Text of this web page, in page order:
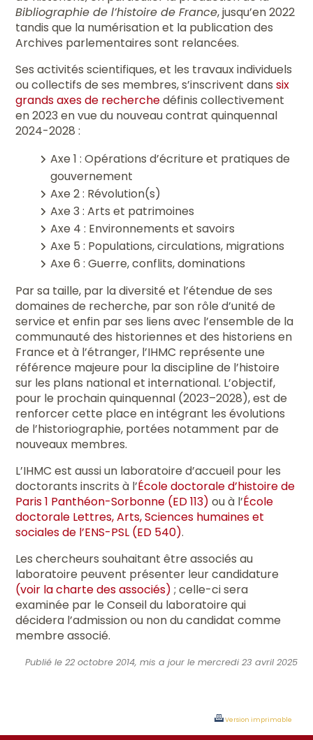
Bibliographie de l’histoire de France, jusqu’en 2022
tandis que la numérisation et la publication des
Archives parlementaires sont relancées.
Ses activités scientifiques, et les travaux individuels
ou collectifs de ses membres, s’inscrivent danssix
grands axes de recherchedéfinis collectivement
en 2023 en vue du nouveau contrat quinquennal
2024-2028 :
Axe 1 : Opérations d’écriture et pratiques de
gouvernement
Axe 2 : Révolution(s)
Axe 3 : Arts et patrimoines
Axe 4 : Environnements et savoirs
Axe 5 : Populations, circulations, migrations
Axe 6 : Guerre, conflits, dominations
Par sa taille, par la diversité et l’étendue de ses
domaines de recherche, par son rôle d’unité de
service et enfin par ses liens avec l’ensemble de la
communauté des historiennes et des historiens en
France et à l’étranger, l’IHMC représente une
référence majeure pour la discipline de l’histoire
sur les plans national et international. L’objectif,
pour le prochain quinquennal (2023–2028), est de
renforcer cette place en intégrant les évolutions
de l’historiographie, portées notamment par de
nouveaux membres.
L’IHMC est aussi un laboratoire d’accueil pour les
doctorants inscrits à l’École doctorale d’histoire de
Paris 1 Panthéon-Sorbonne (ED 113) ou à l’École
doctorale Lettres, Arts, Sciences humaines et
sociales de l’ENS-PSL (ED 540).
Les chercheurs souhaitant être associés au
laboratoire peuvent présenter leur candidature
(voir la charte des associés) ; celle-ci sera
examinée par le Conseil du laboratoire qui
décidera l’admission ou non du candidat comme
membre associé.
Publié le 22 octobre 2014, mis a jour le mercredi 23 avril 2025
Version imprimable